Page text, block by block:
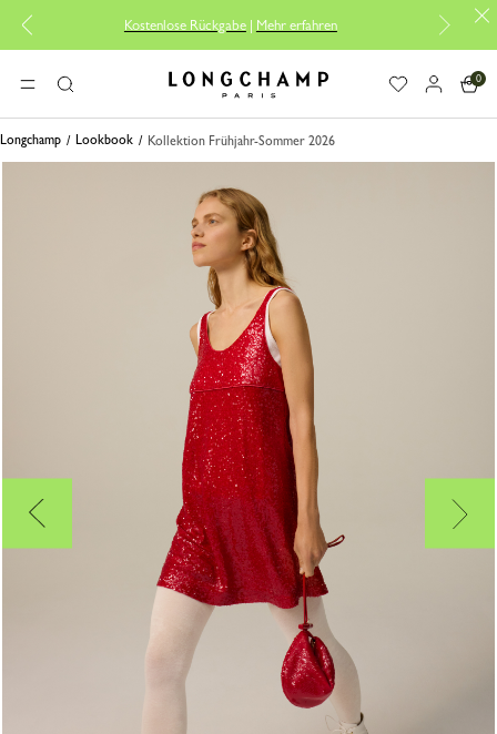
Kostenlose Rückgabe|Mehr erfahren
MENÜSuche Longchamp - Home
0
Longchamp Lookbook Kollektion Frühjahr-Sommer 2026